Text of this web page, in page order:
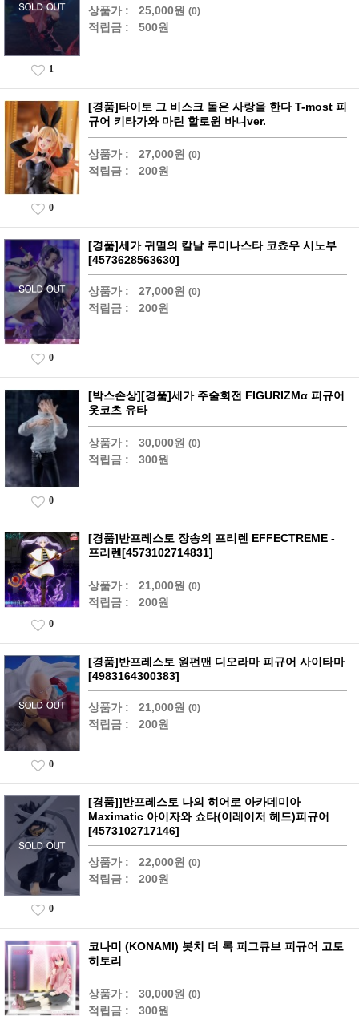
상품가 : 25,000원 (0)
적립금 : 500원
1
[경품]타이토 그 비스크 돌은 사랑을 한다 T-most 피
규어 키타가와 마린 할로윈 바니ver.
상품가 : 27,000원 (0)
적립금 : 200원
0
[경품]세가 귀멸의 칼날 루미나스타 코쵸우 시노부
[4573628563630]
상품가 : 27,000원 (0)
적립금 : 200원
0
[박스손상][경품]세가 주술회전 FIGURIZMα 피규어
옷코츠 유타
상품가 : 30,000원 (0)
적립금 : 300원
0
[경품]반프레스토 장송의 프리렌 EFFECTREME -
프리렌[4573102714831]
상품가 : 21,000원 (0)
적립금 : 200원
0
[경품]반프레스토 원펀맨 디오라마 피규어 사이타마
[4983164300383]
상품가 : 21,000원 (0)
적립금 : 200원
0
[경품]]반프레스토 나의 히어로 아카데미아
Maximatic 아이자와 쇼타(이레이저 헤드)피규어
[4573102717146]
상품가 : 22,000원 (0)
적립금 : 200원
0
코나미 (KONAMI) 봇치 더 록 피그큐브 피규어 고토
히토리
상품가 : 30,000원 (0)
적립금 : 300원